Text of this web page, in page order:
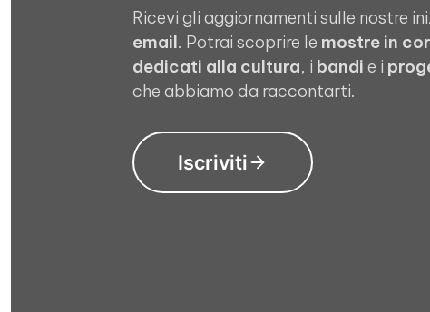
Ricevi gli aggiornamenti sulle nostre
email. Potrai scoprire le mostre in
dedicati alla cultura, i bandi e i
che abbiamo da raccontarti.
Iscriviti